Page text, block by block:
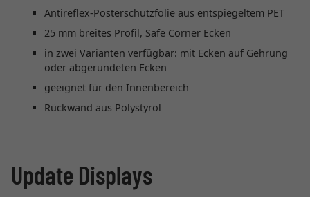
Antireflex-Posterschutzfolie aus entspiegeltem PET
25 mm breites Profil, Safe Corner Ecken
in zwei Varianten verfügbar: mit Ecken auf Gehrung
oder abgerundeten Ecken
geeignet für den Innenbereich
Rückwand aus Polystyrol
Update Displays